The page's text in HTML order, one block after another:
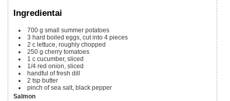
Ingredientai
700 g small summer potatoes
3 hard boiled eggs, cut into 4 pieces
2 c lettuce, roughly chopped
250 g cherry tomatoes
1 c cucumber, sliced
1/4 red onion, sliced
handful of fresh dill
2 tsp butter
pinch of sea salt, black pepper
Salmon